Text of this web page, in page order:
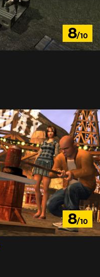
8/10
8/10